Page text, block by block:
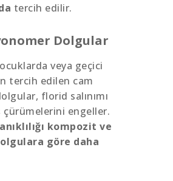
tercih edilir.
Dolgular
veya geçici
tercih edilen cam
florid salınımı
çürümelerini engeller.
kompozit ve
göre daha